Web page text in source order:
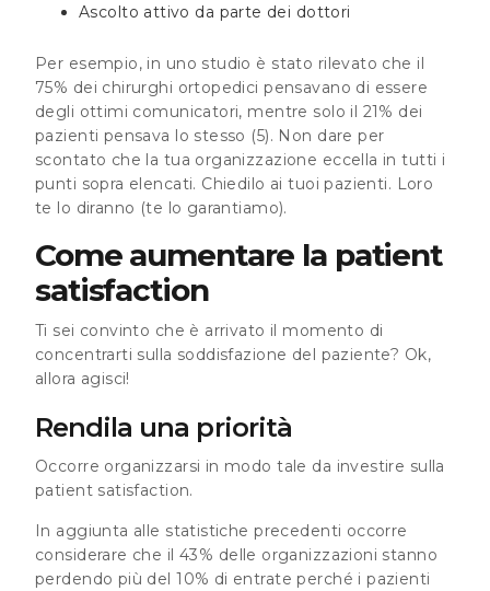
Ascolto attivo da parte dei dottori
Per esempio, in uno studio è stato rilevato che il
75% dei chirurghi ortopedici pensavano di essere
degli ottimi comunicatori, mentre solo il 21% dei
pazienti pensava lo stesso (5). Non dare per
scontato che la tua organizzazione eccella in tutti i
punti sopra elencati. Chiedilo ai tuoi pazienti. Loro
te lo diranno (te lo garantiamo).
Come aumentare la patient
satisfaction
Ti sei convinto che è arrivato il momento di
concentrarti sulla soddisfazione del paziente? Ok,
allora agisci!
Rendila una priorità
Occorre organizzarsi in modo tale da investire sulla
patient satisfaction.
In aggiunta alle statistiche precedenti occorre
considerare che il 43% delle organizzazioni stanno
perdendo più del 10% di entrate perché i pazienti